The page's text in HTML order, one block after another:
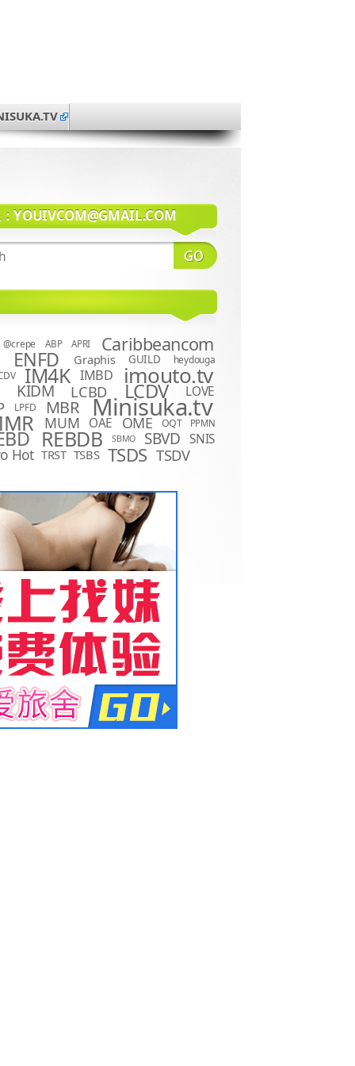
YOUIVCOM@GMAIL.COM
@crepe ABP APRI Caribbeancom
ENFD Graphis GUILD heydouga
IM4K IMBD imouto.tv
KIDM LCBD LCDV LOVE
LPFD MBR Minisuka.tv
MUM OAE OME OQT
PPMN
REBDB SBMO SBVD SNIS
Hot TRST TSBS TSDS TSDV